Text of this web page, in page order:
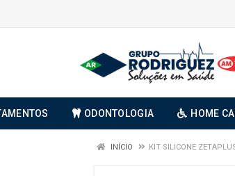
ODONTOLOGIA HOME
INÍCIO KIT SILICONE